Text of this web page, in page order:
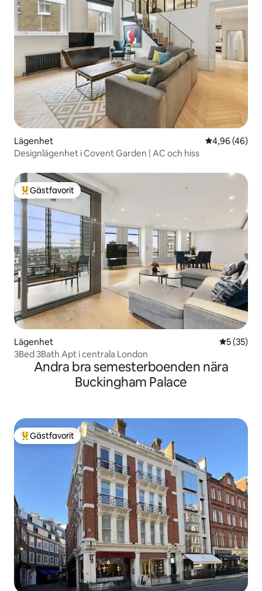
Lägenhet 4,96 av 5 i
4,96 (46)
Designlägenhet i Covent Garden | AC och hiss
Populär gästfavorit
Gästfavorit
Lägenhet 5 av 5 i
5 (35)
3Bed 3Bath Apt i centrala London
Andra bra semesterboenden nära
Buckingham Palace
Populär gästfavorit
Gästfavorit